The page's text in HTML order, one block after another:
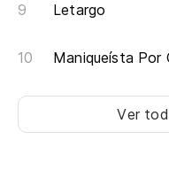
Letargo
Maniqueísta Por
Ver